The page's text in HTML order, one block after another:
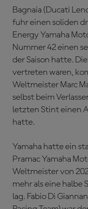
Bagnaia (Ducati
fuhr einen soliden
Energy Yamaha
Nummer 42 einen
der Saison hatte.
vertreten waren,
Weltmeister Marc
selbst beim
letzten Stint einen
hatte.
Yamaha hatte ein
Pramac Yamaha
Weltmeister von
mehr als eine halbe
lag. Fabio Di